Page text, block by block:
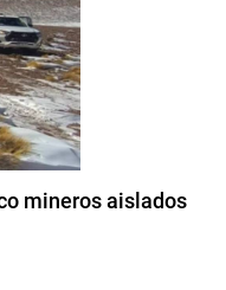
mineros aislados